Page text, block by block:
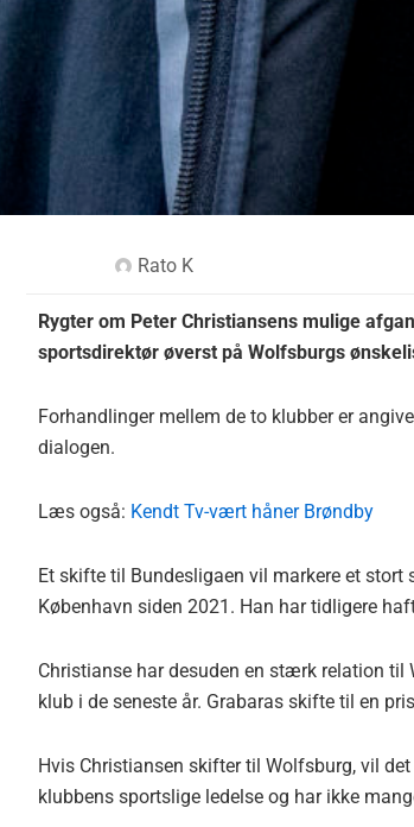
Rato K
Rygter om Peter Christiansens mulige
sportsdirektør øverst på Wolfsburgs
Forhandlinger mellem de to klubber er
dialogen.
Læs også: Kendt Tv-vært håner Brøndby
Et skifte til Bundesligaen vil markere et
København siden 2021. Han har tidligere
Christianse har desuden en stærk relation
klub i de seneste år. Grabaras skifte til en
Hvis Christiansen skifter til Wolfsburg, vil
klubbens sportslige ledelse og har ikke